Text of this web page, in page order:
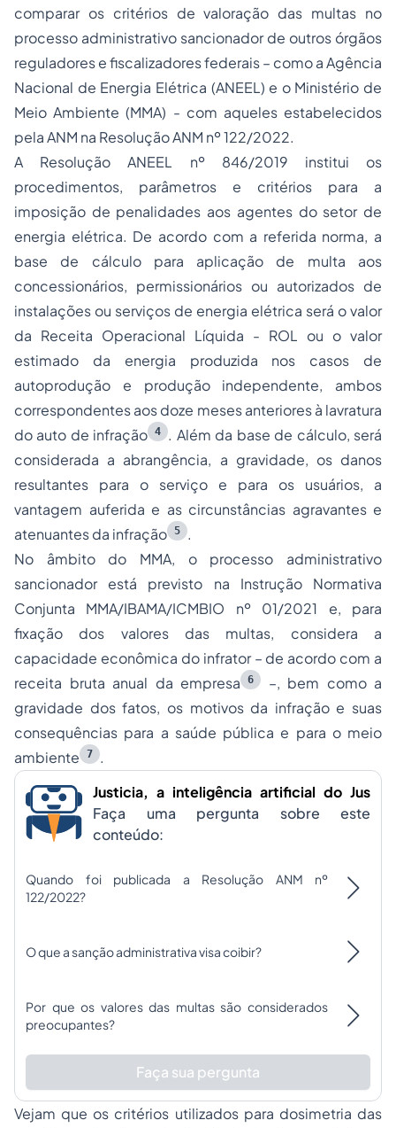
comparar os critérios de valoração das multas no
processo administrativo sancionador de outros órgãos
reguladores e fiscalizadores federais – como a Agência
Nacional de Energia Elétrica (ANEEL) e o Ministério de
Meio Ambiente (MMA) - com aqueles estabelecidos
pela ANM na Resolução ANM nº 122/2022.
A Resolução ANEEL nº 846/2019 institui os
procedimentos, parâmetros e critérios para a
imposição de penalidades aos agentes do setor de
energia elétrica. De acordo com a referida norma, a
base de cálculo para aplicação de multa aos
concessionários, permissionários ou autorizados de
instalações ou serviços de energia elétrica será o valor
da Receita Operacional Líquida - ROL ou o valor
estimado da energia produzida nos casos de
autoprodução e produção independente, ambos
correspondentes aos doze meses anteriores à lavratura
do auto de infração 4
. Além da base de cálculo, será
considerada a abrangência, a gravidade, os danos
resultantes para o serviço e para os usuários, a
vantagem auferida e as circunstâncias agravantes e
atenuantes da infração 5
.
No âmbito do MMA, o processo administrativo
sancionador está previsto na Instrução Normativa
Conjunta MMA/IBAMA/ICMBIO nº 01/2021 e, para
fixação dos valores das multas, considera a
capacidade econômica do infrator – de acordo com a
receita bruta anual da empresa
6
–, bem como a
gravidade dos fatos, os motivos da infração e suas
consequências para a saúde pública e para o meio
ambiente
7
.
Justicia, a inteligência artificial do Jus
Faça uma pergunta sobre este
conteúdo:
Quando foi publicada a Resolução ANM nº
122/2022?
O que a sanção administrativa visa coibir?
Por que os valores das multas são considerados
preocupantes?
Faça sua pergunta
Vejam que os critérios utilizados para dosimetria das